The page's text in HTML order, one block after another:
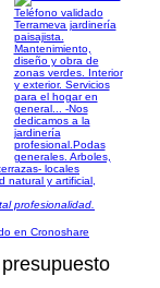
Teléfono validado
Terrameva jardinería
paisajista.
Mantenimiento,
diseño y obra de
zonas verdes. Interior
y exterior. Servicios
para el hogar en
general... -Nos
dedicamos a la
jardinería
profesional.Podas
generales. Arboles,
locales
natural y artificial,
profesionalidad.
en Cronoshare